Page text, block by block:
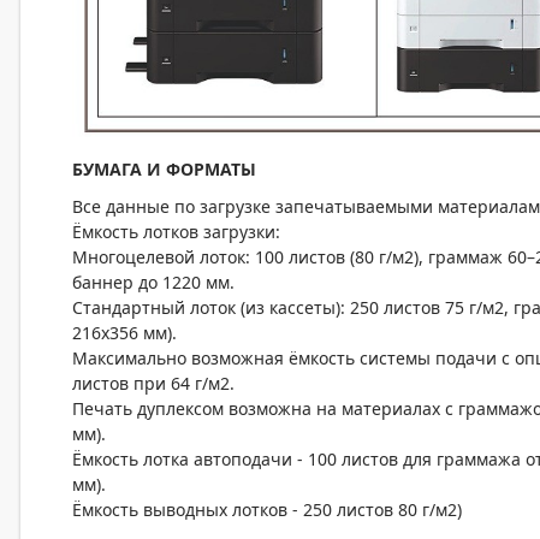
БУМАГА И ФОРМАТЫ
Все данные по загрузке запечатываемыми
Ёмкость лотков загрузки:
Многоцелевой лоток: 100 листов (80 г/м2), граммаж
баннер до 1220 мм.
Стандартный лоток (из кассеты): 250 листов 75 г/м2,
216x356 мм).
Максимально возможная ёмкость системы подачи с
листов при 64 г/м2.
Печать дуплексом возможна на материалах с
мм).
Ёмкость лотка автоподачи - 100 листов для граммажа
мм).
Ёмкость выводных лотков - 250 листов 80 г/м2)